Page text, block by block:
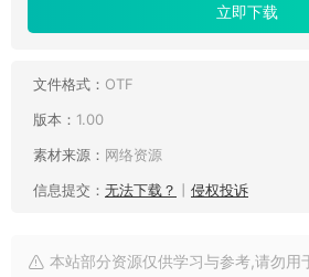
立即下载
文件格式： OTF
版本： 1.00
素材来源： 网络资源
信息提交： 无法下载？ 侵权投诉
本站部分资源仅供学习与参考,请勿用